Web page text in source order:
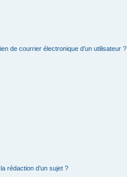
de courrier électronique d’un utilisateur ?
rédaction d’un sujet ?